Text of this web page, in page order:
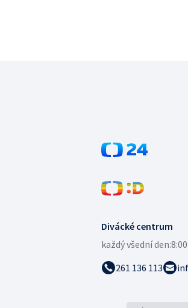
Divácké centrum
každý všední den:
261 136 113